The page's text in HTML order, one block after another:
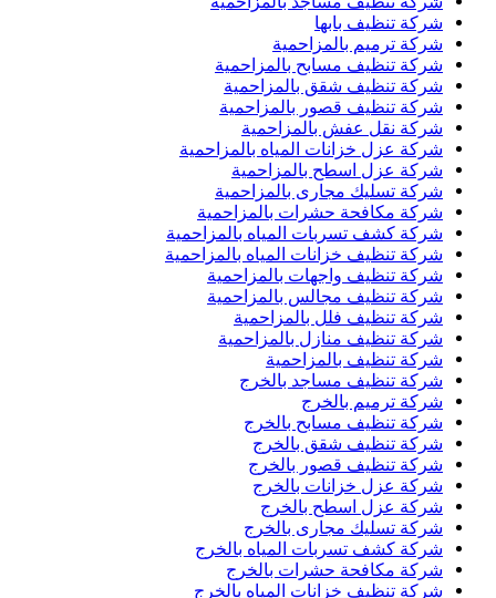
شركة تنظيف بابها
شركة ترميم بالمزاحمية
شركة تنظيف مسابح بالمزاحمية
شركة تنظيف شقق بالمزاحمية
شركة تنظيف قصور بالمزاحمية
شركة نقل عفش بالمزاحمية
شركة عزل خزانات المياه بالمزاحمية
شركة عزل اسطح بالمزاحمية
شركة تسليك مجارى بالمزاحمية
شركة مكافحة حشرات بالمزاحمية
شركة كشف تسربات المياه بالمزاحمية
شركة تنظيف خزانات المياه بالمزاحمية
شركة تنظيف واجهات بالمزاحمية
شركة تنظيف مجالس بالمزاحمية
شركة تنظيف فلل بالمزاحمية
شركة تنظيف منازل بالمزاحمية
شركة تنظيف بالمزاحمية
شركة تنظيف مساجد بالخرج
شركة ترميم بالخرج
شركة تنظيف مسابح بالخرج
شركة تنظيف شقق بالخرج
شركة تنظيف قصور بالخرج
شركة عزل خزانات بالخرج
شركة عزل اسطح بالخرج
شركة تسليك مجارى بالخرج
شركة كشف تسربات المياه بالخرج
شركة مكافحة حشرات بالخرج
شركة تنظيف خزانات المياه بالخرج